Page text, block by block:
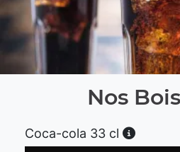
Nos
Coca-cola 33 cl